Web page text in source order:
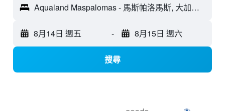
Aqualand Maspalomas - 馬斯帕洛馬斯, 大加那利島, 西班牙
8月14日 週五 - 8月15日 週六
搜尋